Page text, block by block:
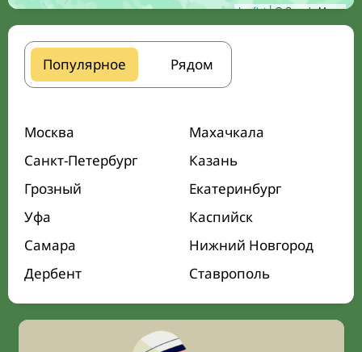
Leaflet| © Google Maps
Популярное Рядом
Москва
Махачкала
Санкт-Петербург
Казань
Грозный
Екатеринбург
Уфа
Каспийск
Самара
Нижний Новгород
Дербент
Ставрополь